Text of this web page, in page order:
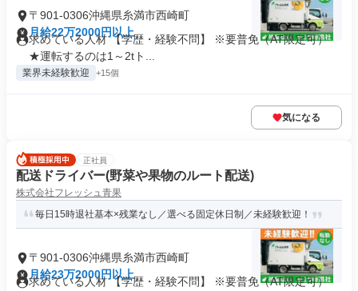
〒901-0306沖縄県糸満市西崎町
月給22万2000円以上
求めている人材 【学歴・経験不問】 ※要普免（AT限定可）
★運転するのは1～2tト...
業界未経験歓迎 +15個
気になる
正社員
配送ドライバー(野菜や果物のルート配送)
株式会社フレッシュ青果
毎日15時退社基本×残業なし／選べる固定休日制／未経験歓迎！
〒901-0306沖縄県糸満市西崎町
月給23万2000円以上
求めている人材 【学歴・経験不問】 ※要普免（AT限定可）